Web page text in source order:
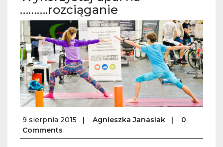
……….rozciąganie
9 sierpnia 2015 Agnieszka Janasiak
0
Comments